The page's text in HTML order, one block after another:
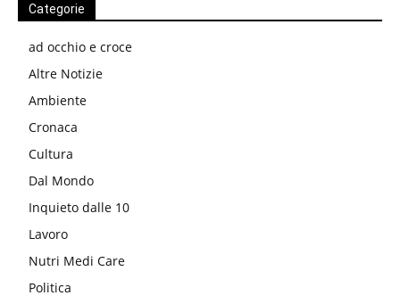
Categorie
ad occhio e croce
Altre Notizie
Ambiente
Cronaca
Cultura
Dal Mondo
Inquieto dalle 10
Lavoro
Nutri Medi Care
Politica